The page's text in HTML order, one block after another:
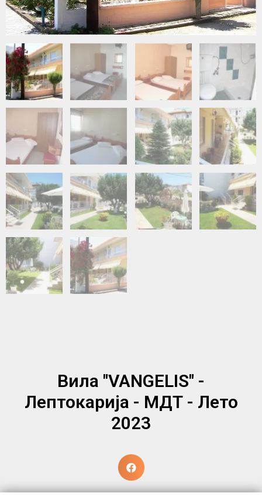
Вила "VANGELIS" -
Лептокариjа - МДТ - Лето
2023